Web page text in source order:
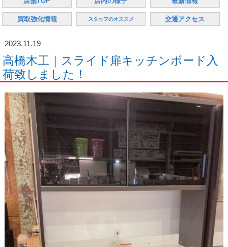
買取強化情報 スタッフのオススメ 交通アクセス
2023.11.19
高橋木工｜スライド扉キッチンボード入
荷致しました！